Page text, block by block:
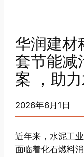
华润建材
套节能减
案 ，助
2026年6月1日
近年来，水泥工
面临着化石燃料